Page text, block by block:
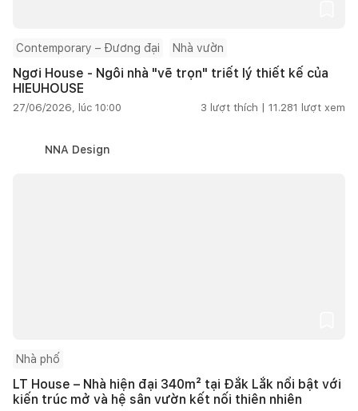
Contemporary – Đương đại Nhà vườn
Ngơi House - Ngôi nhà "vẽ trọn" triết lý thiết kế của
HIEUHOUSE
27/06/2026, lúc 10:00 3 lượt thích | 11.281 lượt xem
NNA Design
Nhà phố
LT House – Nhà hiện đại 340m² tại Đắk Lắk nổi bật với
kiến trúc mở và hệ sân vườn kết nối thiên nhiên